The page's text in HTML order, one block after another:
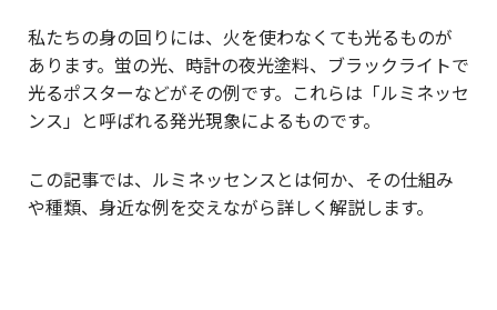
私たちの身の回りには、火を使わなくても光るものが
あります。蛍の光、時計の夜光塗料、ブラックライトで
光るポスターなどがその例です。これらは「ルミネッセ
ンス」と呼ばれる発光現象によるものです。
この記事では、ルミネッセンスとは何か、その仕組み
や種類、身近な例を交えながら詳しく解説します。